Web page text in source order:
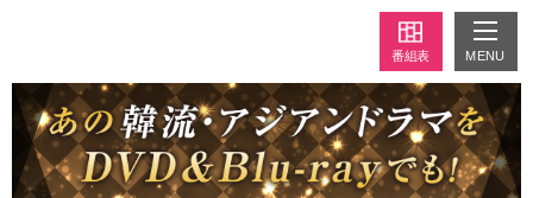
番組表 MENU